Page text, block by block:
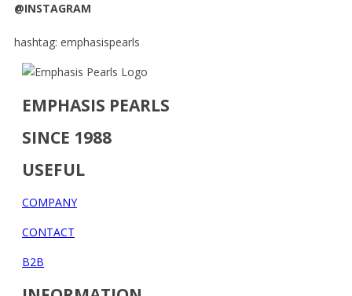
@INSTAGRAM
hashtag: emphasispearls
EMPHASIS PEARLS
SINCE 1988
USEFUL
COMPANY
CONTACT
B2B